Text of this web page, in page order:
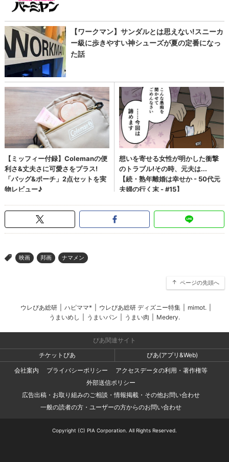
> 映画 邦画 ナマメン
ページの先頭へ
ウレぴあ総研 ハピママ* ウレぴあ総研 ディズニー特集 mimot.
うまいめし
うまいパン うまい肉 Medery.
ぴあ関連サイト
チケットぴあ
ぴあ(アプリ&Web)
会社案内
プライバシーポリシー
アクセスデータの利用・著作権等
外部送信ポリシー
広告出稿・お取り組みのご相談・情報掲載・その他お問い合わせ
一般の読者の方・ユーザーの方からのお問い合わせ
Copyright (C) PIA Corporation. All Rights Reserved.